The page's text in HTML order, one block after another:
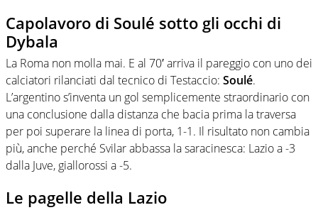
Capolavoro di Soulé sotto gli occhi di
Dybala
La Roma non molla mai. E al 70′ arriva il pareggio con uno dei
calciatori rilanciati dal tecnico di Testaccio: Soulé.
L’argentino s’inventa un gol semplicemente straordinario con
una conclusione dalla distanza che bacia prima la traversa
per poi superare la linea di porta, 1-1. Il risultato non cambia
più, anche perché Svilar abbassa la saracinesca: Lazio a -3
dalla Juve, giallorossi a -5.
Le pagelle della Lazio